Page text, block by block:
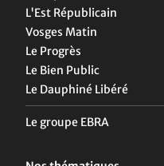
L'Est Républicain
Vosges Matin
Le Progrès
Le Bien Public
Le Dauphiné Libéré
Le groupe EBRA